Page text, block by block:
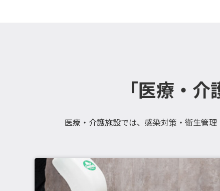
「医療・
医療・介護施設では、感染対策・衛生管